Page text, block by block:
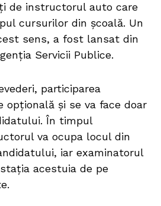
de instructorul auto care
cursurilor din școală. Un
sens, a fost lansat din
Servicii Publice.
participarea
și se va face doar
În timpul
va ocupa locul din
iar examinatorul
acestuia de pe